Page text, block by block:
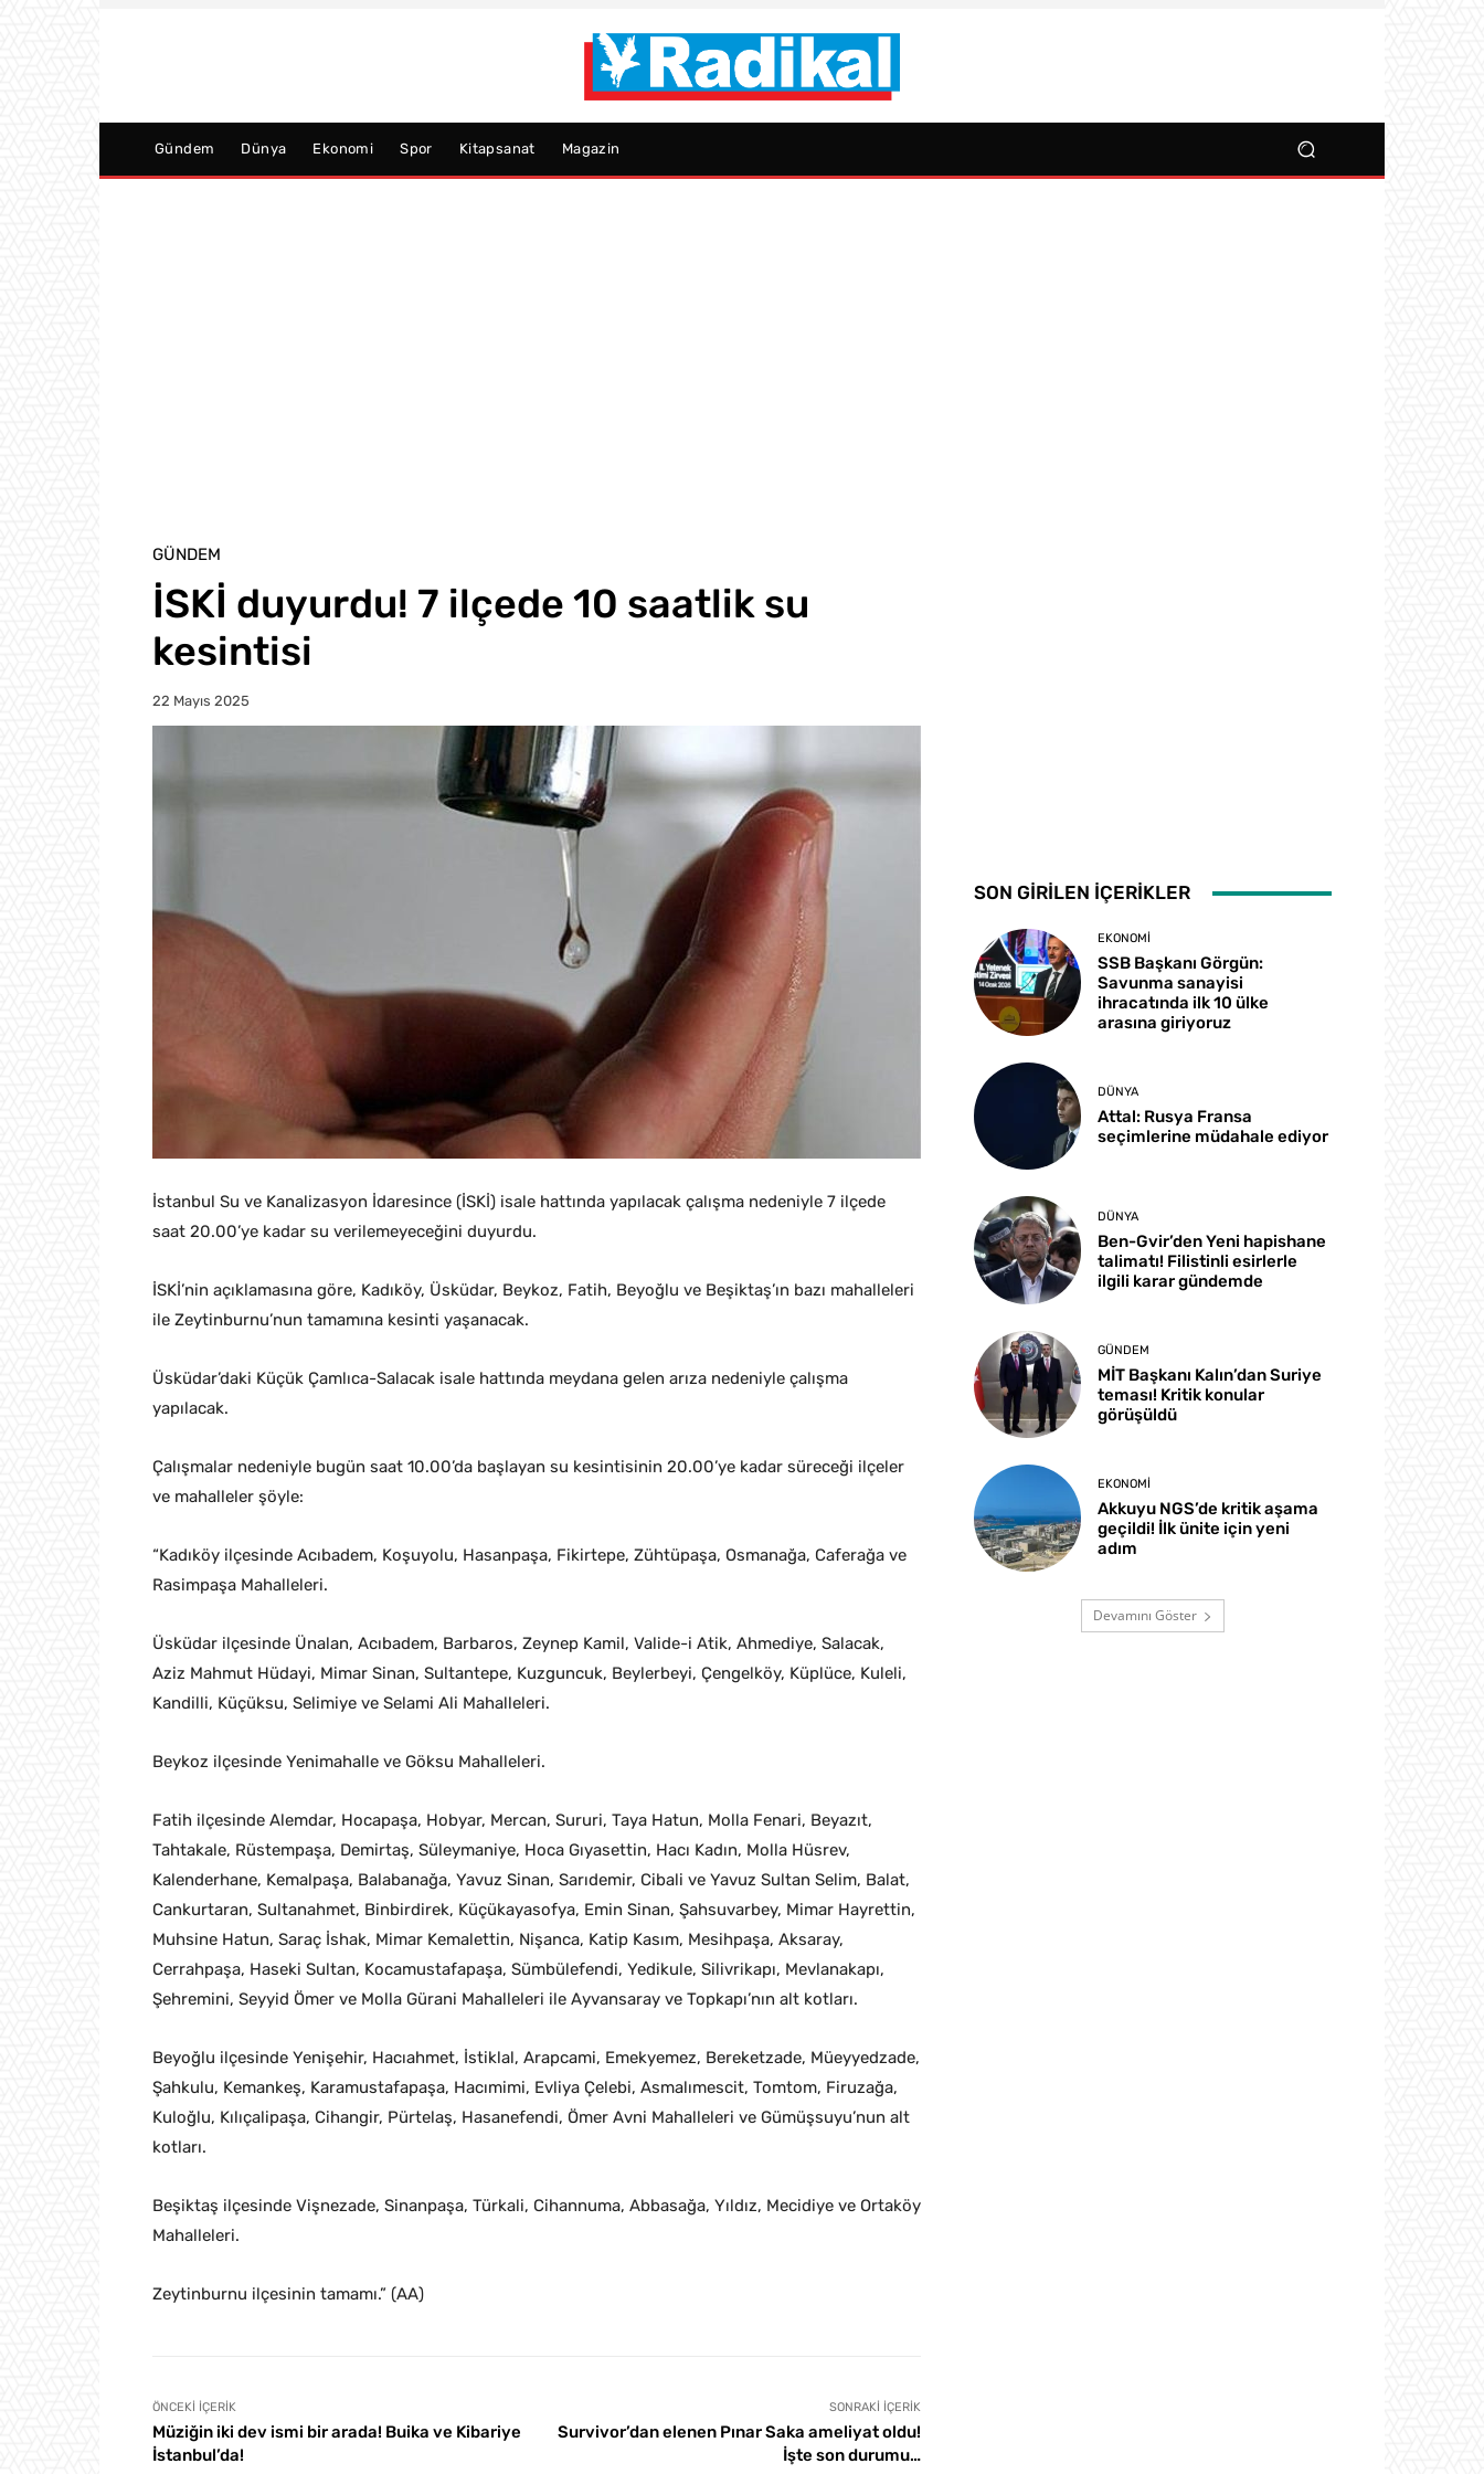
Gündem Dünya Ekonomi Spor Kitapsanat Magazin
GÜNDEM
İSKİ duyurdu! 7 ilçede 10 saatlik su
kesintisi
22 Mayıs 2025
İstanbul Su ve Kanalizasyon İdaresince (İSKİ) isale hattında yapılacak çalışma nedeniyle 7 ilçede
saat 20.00’ye kadar su verilemeyeceğini duyurdu.
İSKİ’nin açıklamasına göre, Kadıköy, Üsküdar, Beykoz, Fatih, Beyoğlu ve Beşiktaş’ın bazı mahalleleri
ile Zeytinburnu’nun tamamına kesinti yaşanacak.
Üsküdar’daki Küçük Çamlıca-Salacak isale hattında meydana gelen arıza nedeniyle çalışma
yapılacak.
Çalışmalar nedeniyle bugün saat 10.00’da başlayan su kesintisinin 20.00’ye kadar süreceği ilçeler
ve mahalleler şöyle:
“Kadıköy ilçesinde Acıbadem, Koşuyolu, Hasanpaşa, Fikirtepe, Zühtüpaşa, Osmanağa, Caferağa ve
Rasimpaşa Mahalleleri.
Üsküdar ilçesinde Ünalan, Acıbadem, Barbaros, Zeynep Kamil, Valide-i Atik, Ahmediye, Salacak,
Aziz Mahmut Hüdayi, Mimar Sinan, Sultantepe, Kuzguncuk, Beylerbeyi, Çengelköy, Küplüce, Kuleli,
Kandilli, Küçüksu, Selimiye ve Selami Ali Mahalleleri.
Beykoz ilçesinde Yenimahalle ve Göksu Mahalleleri.
Fatih ilçesinde Alemdar, Hocapaşa, Hobyar, Mercan, Sururi, Taya Hatun, Molla Fenari, Beyazıt,
Tahtakale, Rüstempaşa, Demirtaş, Süleymaniye, Hoca Gıyasettin, Hacı Kadın, Molla Hüsrev,
Kalenderhane, Kemalpaşa, Balabanağa, Yavuz Sinan, Sarıdemir, Cibali ve Yavuz Sultan Selim, Balat,
Cankurtaran, Sultanahmet, Binbirdirek, Küçükayasofya, Emin Sinan, Şahsuvarbey, Mimar Hayrettin,
Muhsine Hatun, Saraç İshak, Mimar Kemalettin, Nişanca, Katip Kasım, Mesihpaşa, Aksaray,
Cerrahpaşa, Haseki Sultan, Kocamustafapaşa, Sümbülefendi, Yedikule, Silivrikapı, Mevlanakapı,
Şehremini, Seyyid Ömer ve Molla Gürani Mahalleleri ile Ayvansaray ve Topkapı’nın alt kotları.
Beyoğlu ilçesinde Yenişehir, Hacıahmet, İstiklal, Arapcami, Emekyemez, Bereketzade, Müeyyedzade,
Şahkulu, Kemankeş, Karamustafapaşa, Hacımimi, Evliya Çelebi, Asmalımescit, Tomtom, Firuzağa,
Kuloğlu, Kılıçalipaşa, Cihangir, Pürtelaş, Hasanefendi, Ömer Avni Mahalleleri ve Gümüşsuyu’nun alt
kotları.
Beşiktaş ilçesinde Vişnezade, Sinanpaşa, Türkali, Cihannuma, Abbasağa, Yıldız, Mecidiye ve Ortaköy
Mahalleleri.
Zeytinburnu ilçesinin tamamı.” (AA)
ÖNCEKI İÇERIK
Müziğin iki dev ismi bir arada! Buika ve Kibariye
İstanbul’da!
SONRAKI İÇERIK
Survivor’dan elenen Pınar Saka ameliyat oldu!
İşte son durumu…
SON GİRİLEN İÇERİKLER
EKONOMI
SSB Başkanı Görgün:
Savunma sanayisi
ihracatında ilk 10 ülke
arasına giriyoruz
DÜNYA
Attal: Rusya Fransa
seçimlerine müdahale ediyor
DÜNYA
Ben-Gvir’den Yeni hapishane
talimatı! Filistinli esirlerle
ilgili karar gündemde
GÜNDEM
MİT Başkanı Kalın’dan Suriye
teması! Kritik konular
görüşüldü
EKONOMI
Akkuyu NGS’de kritik aşama
geçildi! İlk ünite için yeni
adım
Devamını Göster